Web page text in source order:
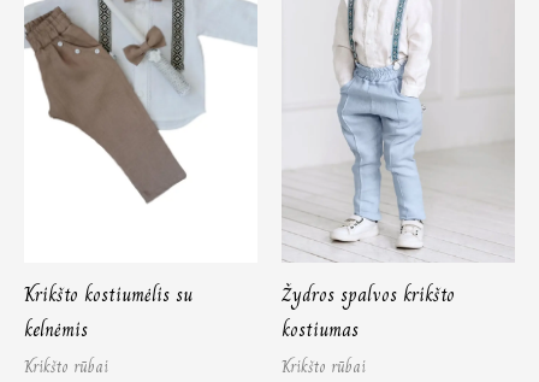
Krikšto kostiumėlis su
kelnėmis
Krikšto rūbai
Žydros spalvos krikšto
kostiumas
Krikšto rūbai